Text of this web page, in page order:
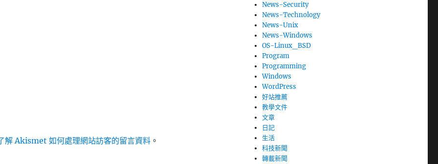
解 Akismet 如何處理網站訪客的留言資料 。
News-Security
News-Technology
News-Unix
News-Windows
OS-Linux_BSD
Program
Programming
Windows
WordPress
好站推薦
教學文件
文章
日記
生活
科技新聞
轉載新聞